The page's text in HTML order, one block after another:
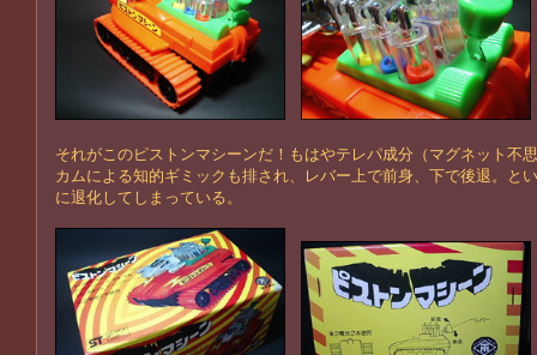
それがこのピストンマシーンだ！もはやテレパ成分（マグネット不
カムによる知的ギミックも排され、レバー上で前身、下で後退。と
に退化してしまっている。